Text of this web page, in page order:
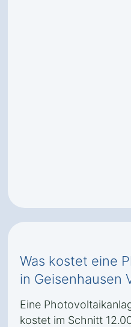
Was kostet eine
in Geisenhausen
Eine
kostet im Schnitt